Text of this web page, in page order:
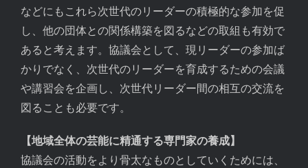
などにもこれら次世代のリーダーの積極的な参加を促
し、他の団体との関係構築を図るなどの取組も有効で
あると考えます。協議会として、現リーダーの参加ば
かりでなく、次世代のリーダーを育成するための会議
や講習会を企画し、次世代リーダー間の相互の交流を
図ることも必要です。
【地域全体の芸能に精通する専門家の養成】
協議会の活動をより骨太なものとしていくためには、